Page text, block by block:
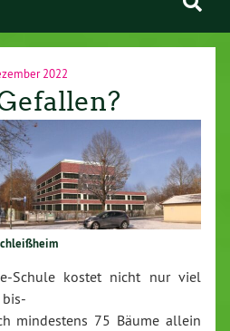
2022
Schule kostet nicht nur viel
bis-
mindestens 75 Bäume allein